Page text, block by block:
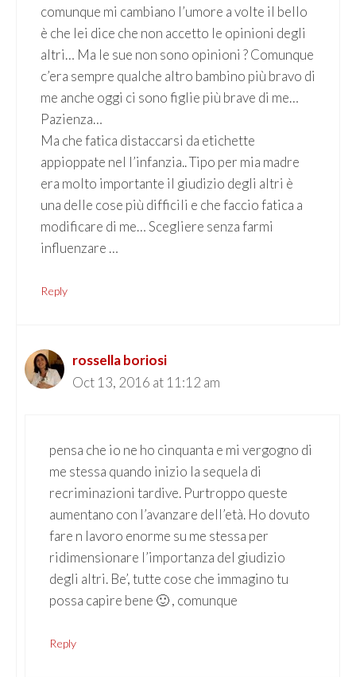
comunque mi cambiano l’umore a volte il bello
è che lei dice che non accetto le opinioni degli
altri… Ma le sue non sono opinioni ? Comunque
c’era sempre qualche altro bambino più bravo di
me anche oggi ci sono figlie più brave di me…
Pazienza…
Ma che fatica distaccarsi da etichette
appioppate nel l’infanzia.. Tipo per mia madre
era molto importante il giudizio degli altri è
una delle cose più difficili e che faccio fatica a
modificare di me… Scegliere senza farmi
influenzare …
Reply
rossella boriosi
Oct 13, 2016 at 11:12 am
pensa che io ne ho cinquanta e mi vergogno di
me stessa quando inizio la sequela di
recriminazioni tardive. Purtroppo queste
aumentano con l’avanzare dell’età. Ho dovuto
fare n lavoro enorme su me stessa per
ridimensionare l’importanza del giudizio
degli altri. Be’, tutte cose che immagino tu
possa capire bene 🙂 , comunque
Reply